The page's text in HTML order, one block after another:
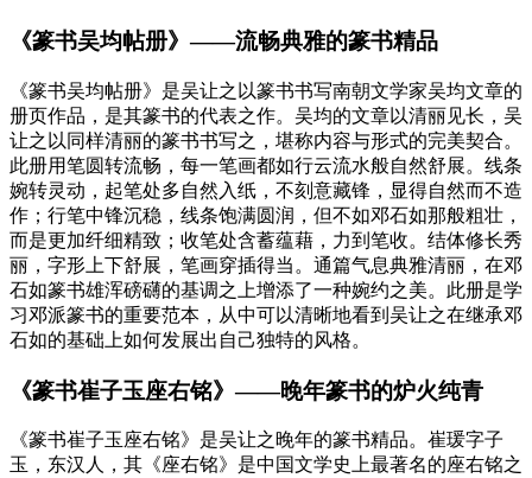
《篆书吴均帖册》——流畅典雅的篆书精品
《篆书吴均帖册》是吴让之以篆书书写南朝文学家吴均文章的
册页作品，是其篆书的代表之作。吴均的文章以清丽见长，吴
让之以同样清丽的篆书书写之，堪称内容与形式的完美契合。
此册用笔圆转流畅，每一笔画都如行云流水般自然舒展。线条
婉转灵动，起笔处多自然入纸，不刻意藏锋，显得自然而不造
作；行笔中锋沉稳，线条饱满圆润，但不如邓石如那般粗壮，
而是更加纤细精致；收笔处含蓄蕴藉，力到笔收。结体修长秀
丽，字形上下舒展，笔画穿插得当。通篇气息典雅清丽，在邓
石如篆书雄浑磅礴的基调之上增添了一种婉约之美。此册是学
习邓派篆书的重要范本，从中可以清晰地看到吴让之在继承邓
石如的基础上如何发展出自己独特的风格。
《篆书崔子玉座右铭》——晚年篆书的炉火纯青
《篆书崔子玉座右铭》是吴让之晚年的篆书精品。崔瑗字子
玉，东汉人，其《座右铭》是中国文学史上最著名的座右铭之